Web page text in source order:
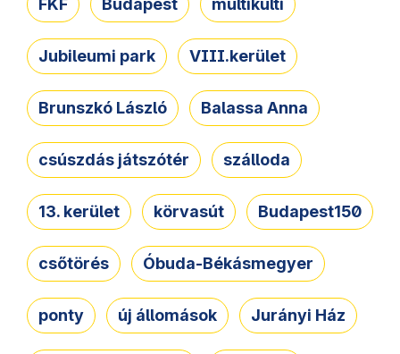
FKF Budapest multikulti
Jubileumi park VIII.kerület
Brunszkó László Balassa Anna
csúszdás játszótér szálloda
13. kerület körvasút Budapest150
csőtörés Óbuda-Békásmegyer
ponty új állomások Jurányi Ház